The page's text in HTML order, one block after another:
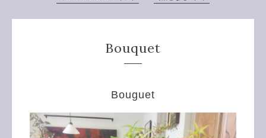
Bouquet
Bouguet